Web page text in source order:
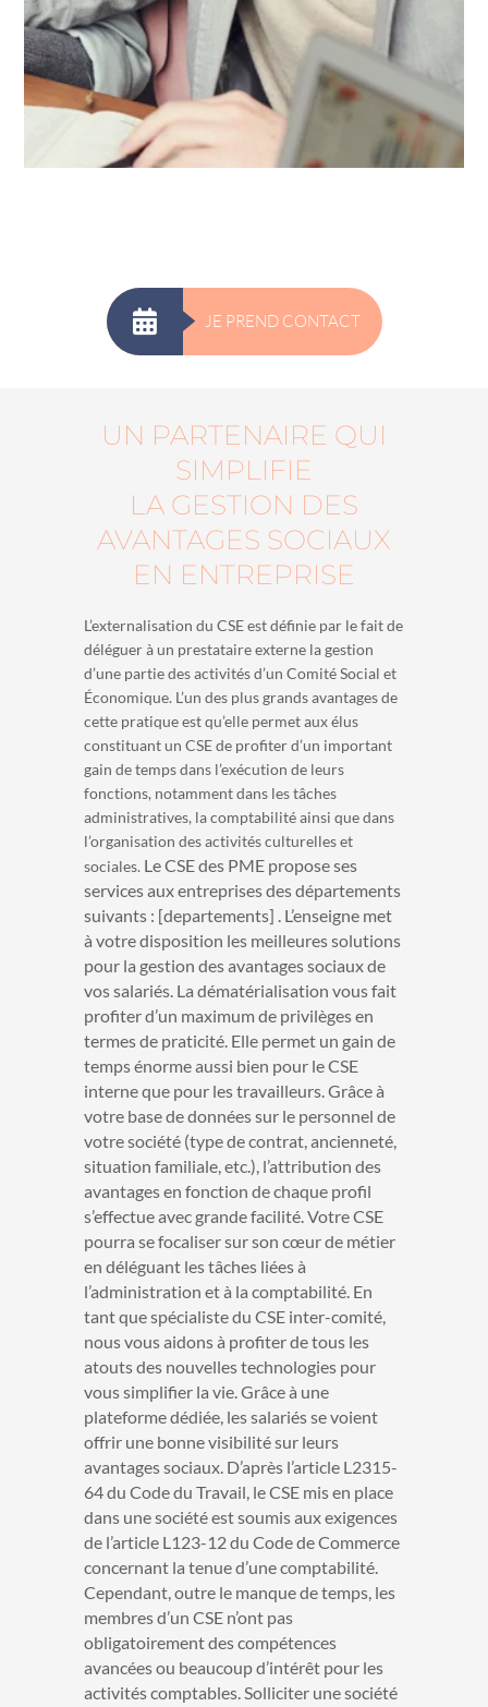
JE PREND CONTACT
UN PARTENAIRE QUI
SIMPLIFIE
LA GESTION DES
AVANTAGES SOCIAUX
EN ENTREPRISE
L’externalisation du CSE est définie par le fait de
déléguer à un prestataire externe la gestion
d’une partie des activités d’un Comité Social et
Économique. L’un des plus grands avantages de
cette pratique est qu’elle permet aux élus
constituant un CSE de profiter d’un important
gain de temps dans l’exécution de leurs
fonctions, notamment dans les tâches
administratives, la comptabilité ainsi que dans
l’organisation des activités culturelles et
sociales. Le CSE des PME propose ses
services aux entreprises des départements
suivants : [departements] . L’enseigne met
à votre disposition les meilleures solutions
pour la gestion des avantages sociaux de
vos salariés. La dématérialisation vous fait
profiter d’un maximum de privilèges en
termes de praticité. Elle permet un gain de
temps énorme aussi bien pour le CSE
interne que pour les travailleurs. Grâce à
votre base de données sur le personnel de
votre société (type de contrat, ancienneté,
situation familiale, etc.), l’attribution des
avantages en fonction de chaque profil
s’effectue avec grande facilité. Votre CSE
pourra se focaliser sur son cœur de métier
en déléguant les tâches liées à
l’administration et à la comptabilité. En
tant que spécialiste du CSE inter-comité,
nous vous aidons à profiter de tous les
atouts des nouvelles technologies pour
vous simplifier la vie. Grâce à une
plateforme dédiée, les salariés se voient
offrir une bonne visibilité sur leurs
avantages sociaux. D’après l’article L2315-
64 du Code du Travail, le CSE mis en place
dans une société est soumis aux exigences
de l’article L123-12 du Code de Commerce
concernant la tenue d’une comptabilité.
Cependant, outre le manque de temps, les
membres d’un CSE n’ont pas
obligatoirement des compétences
avancées ou beaucoup d’intérêt pour les
activités comptables. Solliciter une société